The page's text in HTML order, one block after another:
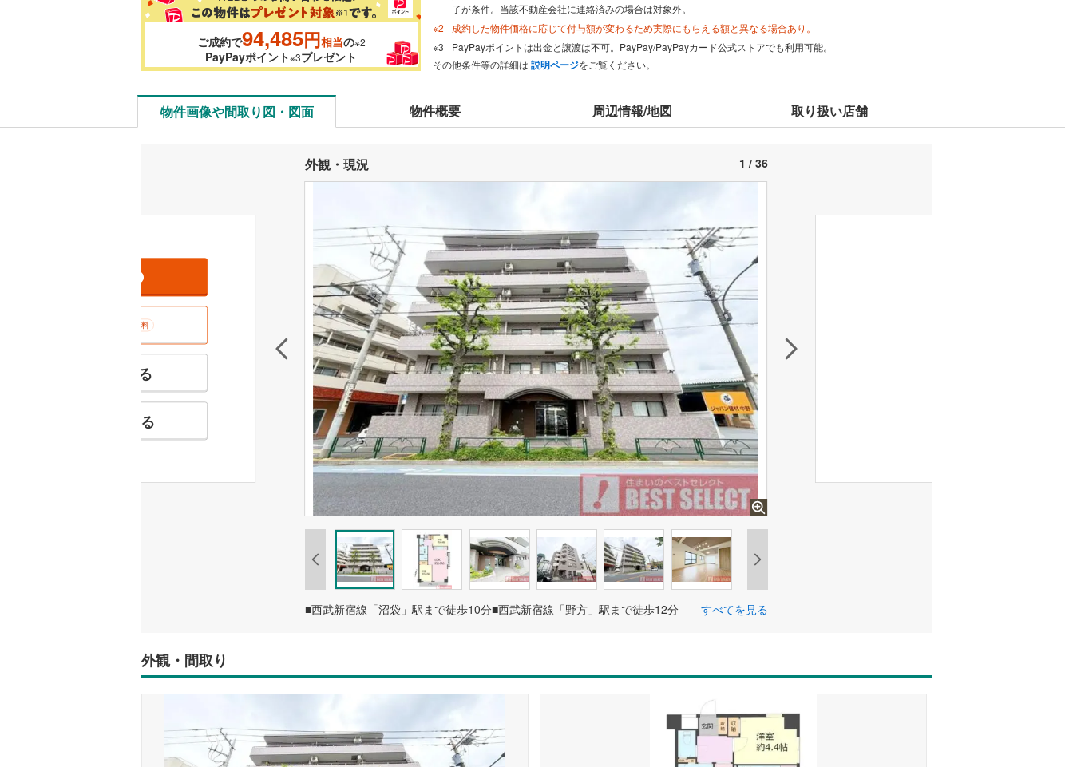
ご成約で94,485円相当の※2
PayPayポイント※3プレゼント
了が条件。当該不動産会社に連絡済みの場合は対象外。
成約した物件価格に応じて付与額が変わるため実際にもらえる額と異なる場合あり。
PayPayポイントは出金と譲渡は不可。PayPay/PayPayカード公式ストアでも利用可能。
その他条件等の詳細は 説明ページをご覧ください。
物件画像や間取り図・図面 物件概要 周辺情報/地図 取り扱い店舗
外観・現況 1 / 36
無料
特徴の似た物件を見る
お気に入りに追加する
■西武新宿線「沼袋」駅まで徒歩10分■西武新宿線「野方」駅まで徒歩12分 すべてを見る
外観・間取り